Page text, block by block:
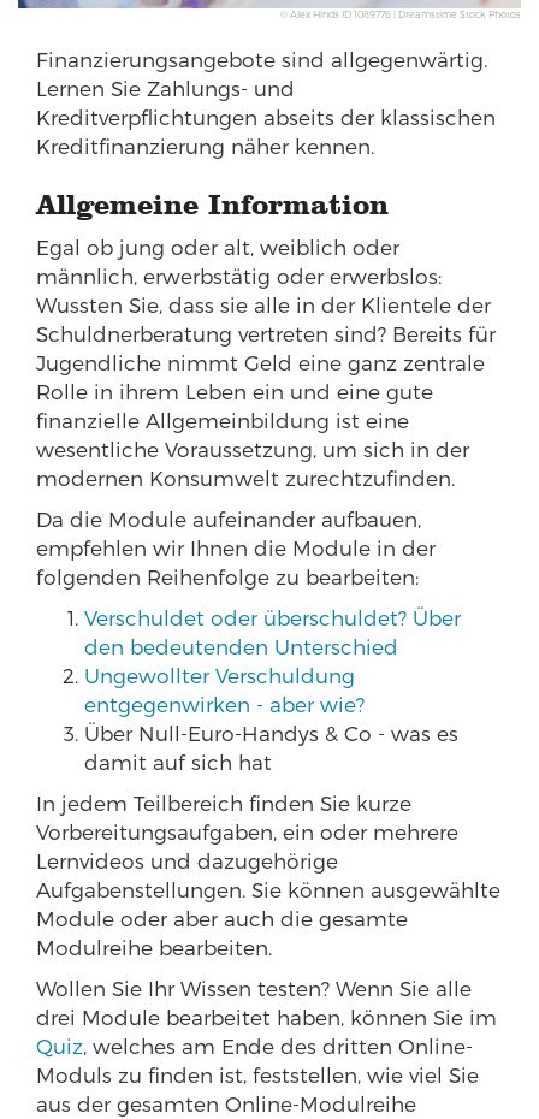
© Alex Hinds ID 1089776 | Dreamstime Stock Photos
Finanzierungsangebote sind allgegenwärtig.
Lernen Sie Zahlungs- und
Kreditverpflichtungen abseits der klassischen
Kreditfinanzierung näher kennen.
Allgemeine Information
Egal ob jung oder alt, weiblich oder
männlich, erwerbstätig oder erwerbslos:
Wussten Sie, dass sie alle in der Klientele der
Schuldnerberatung vertreten sind? Bereits für
Jugendliche nimmt Geld eine ganz zentrale
Rolle in ihrem Leben ein und eine gute
finanzielle Allgemeinbildung ist eine
wesentliche Voraussetzung, um sich in der
modernen Konsumwelt zurechtzufinden.
Da die Module aufeinander aufbauen,
empfehlen wir Ihnen die Module in der
folgenden Reihenfolge zu bearbeiten:
Verschuldet oder überschuldet? Über
den bedeutenden Unterschied
Ungewollter Verschuldung
entgegenwirken - aber wie?
Über Null-Euro-Handys & Co - was es
damit auf sich hat
In jedem Teilbereich finden Sie kurze
Vorbereitungsaufgaben, ein oder mehrere
Lernvideos und dazugehörige
Aufgabenstellungen. Sie können ausgewählte
Module oder aber auch die gesamte
Modulreihe bearbeiten.
Wollen Sie Ihr Wissen testen? Wenn Sie alle
drei Module bearbeitet haben, können Sie im
Quiz, welches am Ende des dritten Online-
Moduls zu finden ist, feststellen, wie viel Sie
aus der gesamten Online-Modulreihe